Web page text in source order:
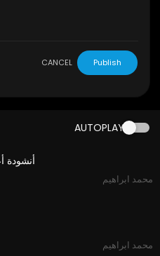
CANCEL Publish
AUTOPLAY
4:51
محمد ابراهيم
محمد ابراهيم